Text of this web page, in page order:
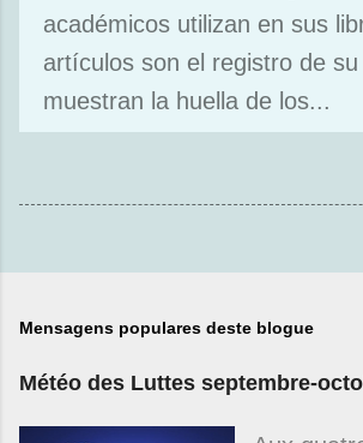
académicos utilizan en sus
artículos son el registro de
muestran la huella de los...
Mensagens populares deste blogue
Météo des Luttes septembre-